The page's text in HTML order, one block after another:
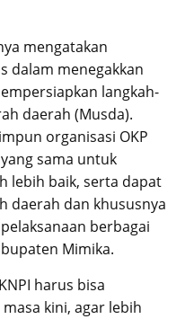
mengatakan
dalam menegakkan
langkah-
daerah (Musda).
organisasi OKP
sama untuk
lebih baik, serta dapat
daerah dan khususnya
berbagai
Mimika.
harus bisa
kini, agar lebih